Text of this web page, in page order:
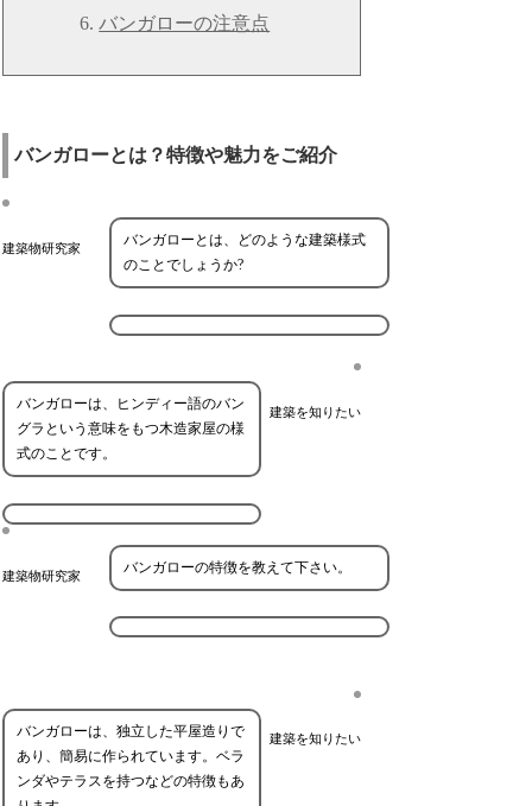
バンガローの注意点
バンガローとは？特徴や魅力をご紹介
建築物研究家
バンガローとは、どのような建築様式
のことでしょうか?
建築を知りたい
バンガローは、ヒンディー語のバン
グラという意味をもつ木造家屋の様
式のことです。
建築物研究家 バンガローの特徴を教えて下さい。
建築を知りたい
バンガローは、独立した平屋造りで
あり、簡易に作られています。ベラ
ンダやテラスを持つなどの特徴もあ